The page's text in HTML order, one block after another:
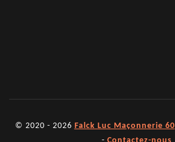
© 2020 - 2026 Falck Luc Maçonnerie 60